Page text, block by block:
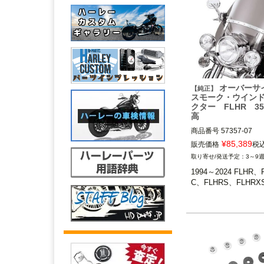
【純正】
オーバーサ
スモーク・ウイン
クター FLHR
高
商品番号 57357-07
1994～2024 FLHR、
※FLHRS、FLHRXS
ティングハードウェ
Harley Davidson（ハ
販売価格 ¥85,389税
3～9週
1994～2024 FLHR、
C、FLHRS、